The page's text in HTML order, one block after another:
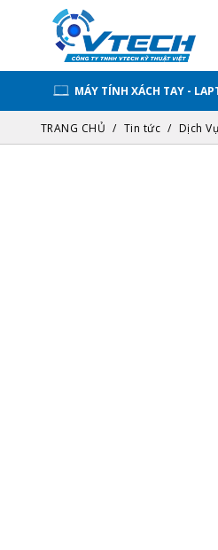
MÁY TÍNH XÁCH TAY -
TRANG CHỦ Tin tức Dịch